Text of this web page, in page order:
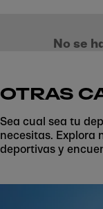
No se
OTRAS
Sea cual sea tu
necesitas. Explora
deportivas y